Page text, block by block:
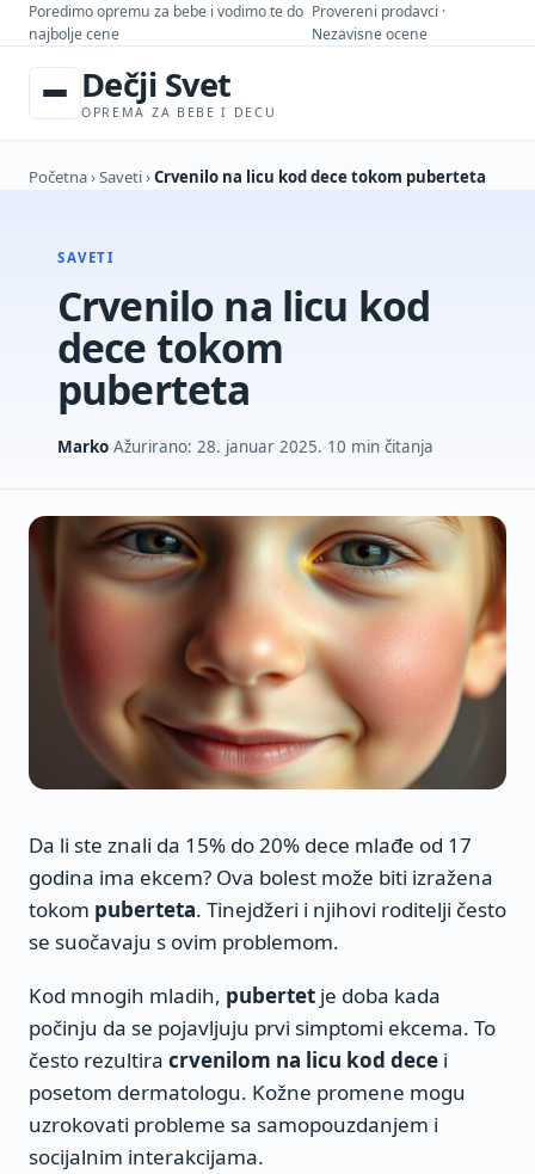
Poredimo opremu za bebe i vodimo te do
najbolje cene
Provereni prodavci ·
Nezavisne ocene
Dečji Svet
OPREMA ZA BEBE I DECU
Početna›Saveti›Crvenilo na licu kod dece tokom puberteta
SAVETI
Crvenilo na licu kod
dece tokom
puberteta
Marko Ažurirano: 28. januar 2025. 10 min čitanja
Da li ste znali da 15% do 20% dece mlađe od 17
godina ima ekcem? Ova bolest može biti izražena
tokom puberteta. Tinejdžeri i njihovi roditelji često
se suočavaju s ovim problemom.
Kod mnogih mladih, pubertet je doba kada
počinju da se pojavljuju prvi simptomi ekcema. To
često rezultira crvenilom na licu kod dece i
posetom dermatologu. Kožne promene mogu
uzrokovati probleme sa samopouzdanjem i
socijalnim interakcijama.